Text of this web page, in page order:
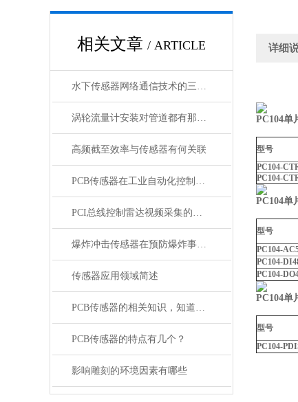
相关文章 / ARTICLE
水下传感器网络通信技术的三种方式
涡轮流量计安装对管道都有那些要求
高频截至效率与传感器有何关联
PCB传感器在工业自动化控制中的发展趋势
PCI总线控制雷达视频采集的设计方案
爆炸冲击传感器在预防爆炸事故方面有哪些作用？
传感器应用领域简述
PCB传感器的相关知识，知道的人少之又少
PCB传感器的特点有几个？
影响雕刻的环境因素有哪些
详细
PC104单
型号
PC104-
PC104-
PC104单
型号
PC104-
PC104-
PC104-
PC104单
型号
PC104-